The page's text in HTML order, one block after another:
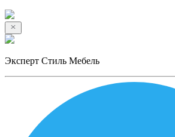
Эксперт Стиль Мебель